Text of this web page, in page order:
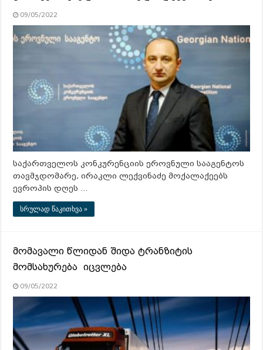
09/05/2022
საქართველოს კონკურენციის ეროვნული სააგენტოს
თავმჯდომარე, ირაკლი ლექვინაძე მოქალაქეებს
ევროპის დღეს …
სრულად წაკითხვა »
მომავალი წლიდან შიდა ტრანზიტის
მომსახურება იცვლება
09/05/2022